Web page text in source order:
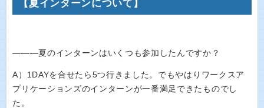
【夏インターンについて】
―――夏のインターンはいくつも参加したんですか？
A）1DAYを合せたら5つ行きました。でもやはりワークスア
プリケーションズのインターンが一番満足できたものでし
た。